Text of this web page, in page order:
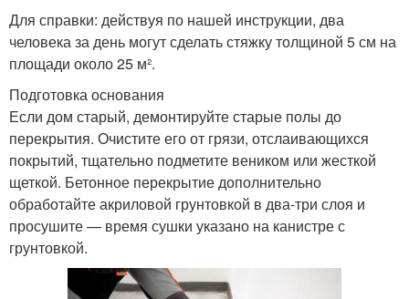
Для справки: действуя по нашей инструкции, два
человека за день могут сделать стяжку толщиной 5 см на
площади около 25 м².
Подготовка основания
Если дом старый, демонтируйте старые полы до
перекрытия. Очистите его от грязи, отслаивающихся
покрытий, тщательно подметите веником или жесткой
щеткой. Бетонное перекрытие дополнительно
обработайте акриловой грунтовкой в два-три слоя и
просушите — время сушки указано на канистре с
грунтовкой.